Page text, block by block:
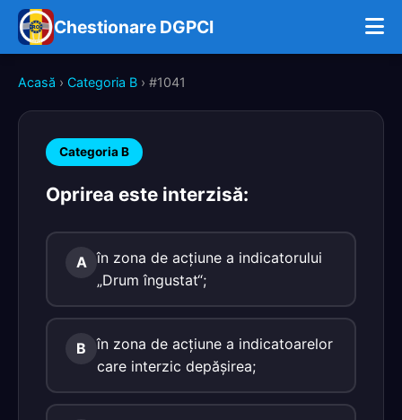
Chestionare DGPCI
Acasă › Categoria B › #1041
Categoria B
Oprirea este interzisă:
A în zona de acţiune a indicatorului
„Drum îngustat“;
B
în zona de acţiune a indicatoarelor
care interzic depăşirea;